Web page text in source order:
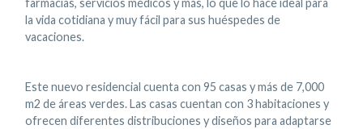
farmacias, servicios médicos y más, lo que lo hace ideal para
la vida cotidiana y muy fácil para sus huéspedes de
vacaciones.
Este nuevo residencial cuenta con 95 casas y más de 7,000
m2 de áreas verdes. Las casas cuentan con 3 habitaciones y
ofrecen diferentes distribuciones y diseños para adaptarse